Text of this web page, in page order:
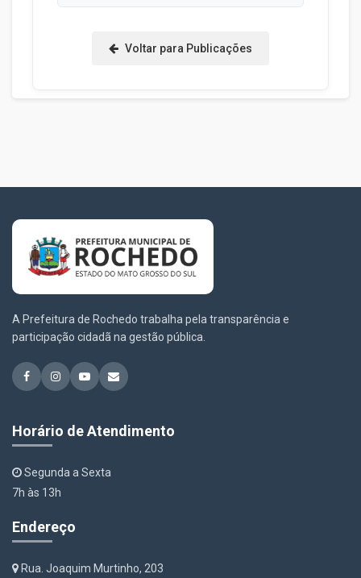
Voltar para Publicações
A Prefeitura de Rochedo trabalha pela transparência e
participação cidadã na gestão pública.
Horário de Atendimento
Segunda a Sexta
7h às 13h
Endereço
Rua. Joaquim Murtinho, 203